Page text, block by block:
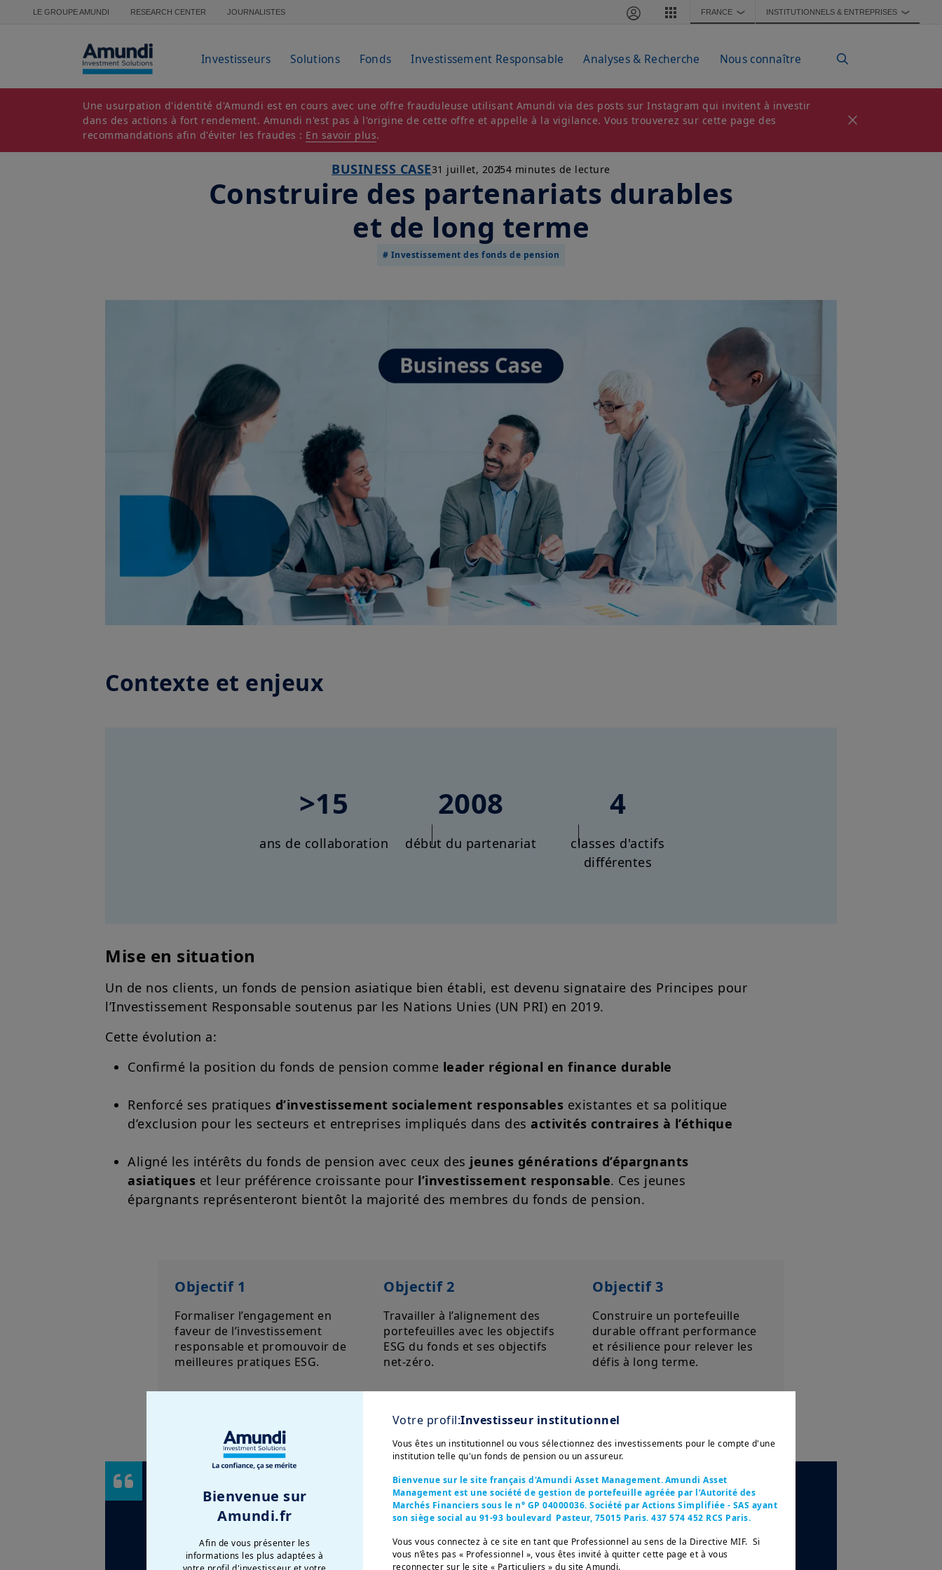
Aller au contenu principal
LE GROUPE AMUNDI RESEARCH CENTER JOURNALISTES FRANCE ❯ INSTITUTIONNELS & ENTREPRISES ❯
Investisseurs Solutions Fonds Investissement Responsable Analyses & Recherche Nous connaître
Une usurpation d'identité d'Amundi est en cours avec une offre frauduleuse utilisant Amundi via des posts sur Instagram qui invitent à investir
dans des actions à fort rendement. Amundi n'est pas à l'origine de cette offre et appelle à la vigilance. Vous trouverez sur cette page des
recommandations afin d'éviter les fraudes : En savoir plus.
BUSINESS CASE31 juillet, 20254 minutes de lecture
Construire des partenariats durables
et de long terme
# Investissement des fonds de pension
Contexte et enjeux
>15
ans de collaboration
2008
début du partenariat
4
classes d'actifs
différentes
Mise en situation
Un de nos clients, un fonds de pension asiatique bien établi, est devenu signataire des Principes pour
l’Investissement Responsable soutenus par les Nations Unies (UN PRI) en 2019.
Cette évolution a:
Confirmé la position du fonds de pension comme leader régional en finance durable
Renforcé ses pratiques d’investissement socialement responsables existantes et sa politique
d’exclusion pour les secteurs et entreprises impliqués dans des activités contraires à l’éthique
Aligné les intérêts du fonds de pension avec ceux des jeunes générations d’épargnants
asiatiques et leur préférence croissante pour l’investissement responsable. Ces jeunes
épargnants représenteront bientôt la majorité des membres du fonds de pension.
Objectif 1
Formaliser l’engagement en
faveur de l’investissement
responsable et promouvoir de
meilleures pratiques ESG.
Objectif 2
Travailler à l’alignement des
portefeuilles avec les objectifs
ESG du fonds et ses objectifs
net-zéro.
Objectif 3
Construire un portefeuille
durable offrant performance
et résilience pour relever les
défis à long terme.
années, nous avons construit un partenariat solide qui évolue avec leurs besoins.
Bienvenue sur
Amundi.fr
Afin de vous présenter les
informations les plus adaptées à
Votre profil:Investisseur institutionnel
Vous êtes un institutionnel ou vous sélectionnez des investissements pour le compte d'une
institution telle qu'un fonds de pension ou un assureur.
Bienvenue sur le site français d'Amundi Asset Management. Amundi Asset
Management est une société de gestion de portefeuille agréée par l’Autorité des
Marchés Financiers sous le n° GP 04000036. Société par Actions Simplifiée - SAS ayant
son siège social au 91-93 boulevard Pasteur, 75015 Paris. 437 574 452 RCS Paris.
Vous vous connectez à ce site en tant que Professionnel au sens de la Directive MIF. Si
vous n’êtes pas « Professionnel », vous êtes invité à quitter cette page et à vous
reconnecter sur le site « Particuliers » du site Amundi.